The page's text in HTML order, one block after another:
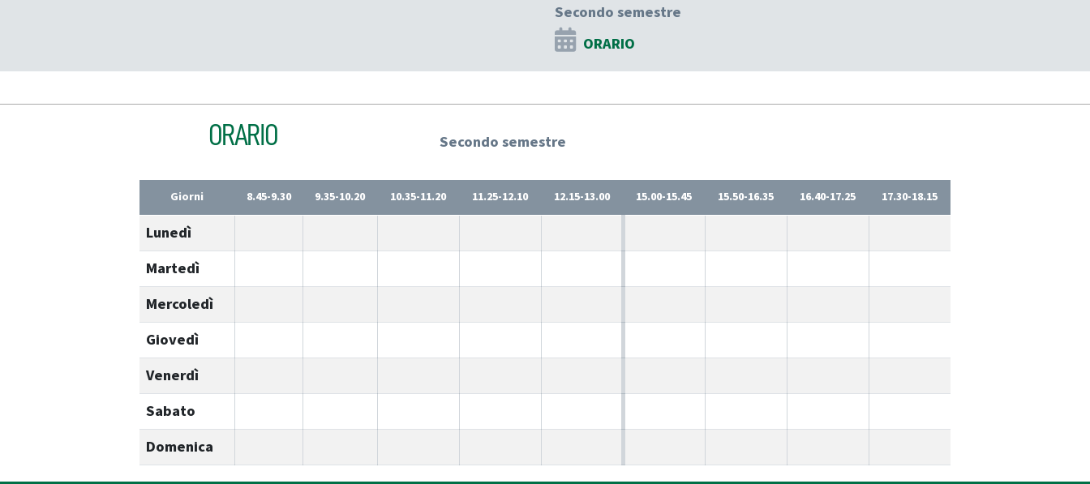
Secondo semestre
ORARIO
ORARIO Secondo semestre
Giorni 8.45-9.30 9.35-10.20 10.35-11.20 11.25-12.10 12.15-13.00 15.00-15.45 15.50-16.35 16.40-17.25 17.30-18.15
Lunedì
Martedì
Mercoledì
Giovedì
Venerdì
Sabato
Domenica